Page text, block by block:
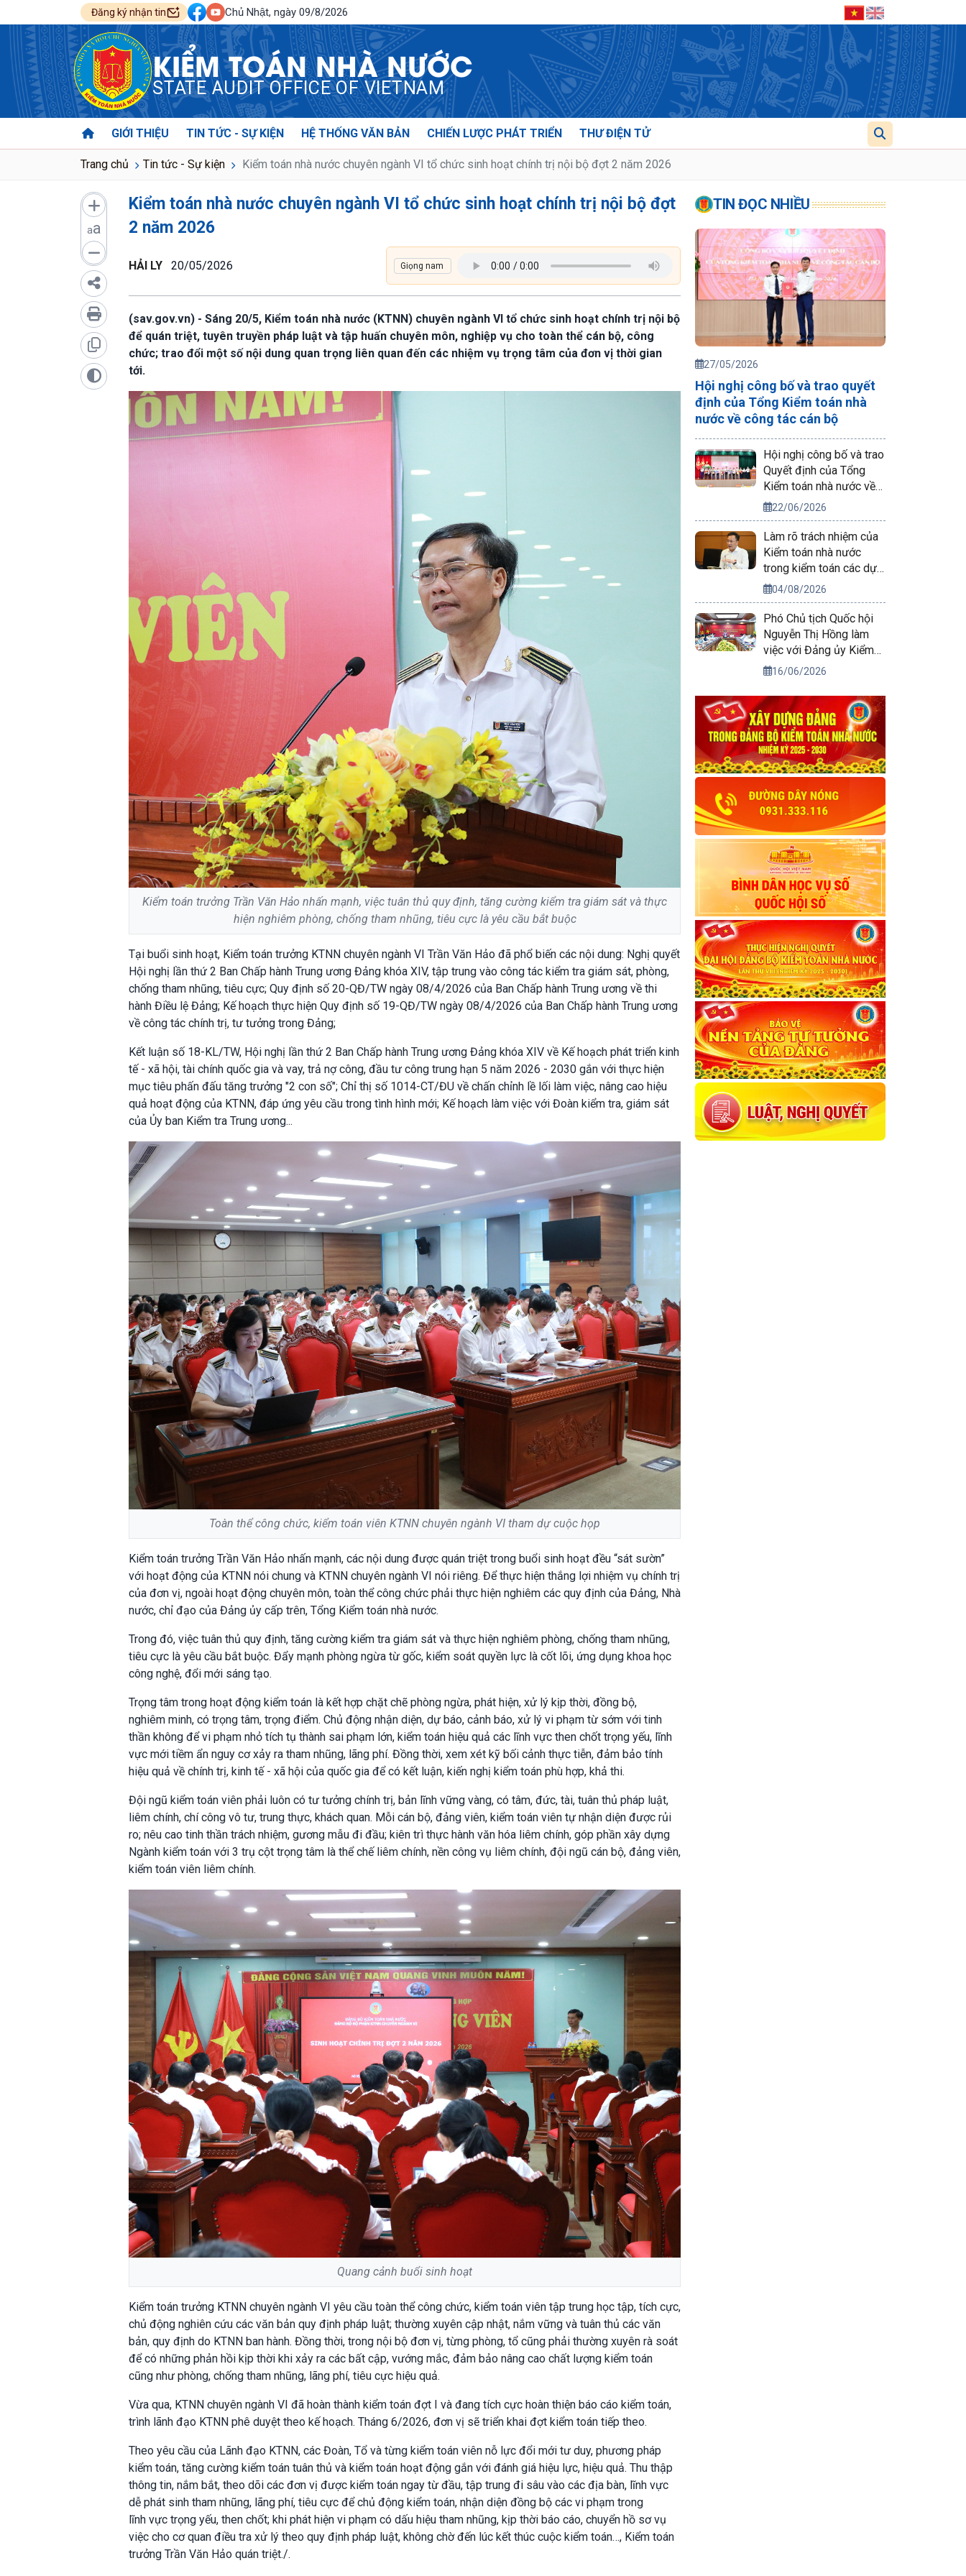
Đăng ký nhận tin Chủ Nhật, ngày 09/8/2026
KIỂM TOÁN NHÀ NƯỚC
STATE AUDIT OFFICE OF VIETNAM
GIỚI THIỆU TIN TỨC - SỰ KIỆN HỆ THỐNG VĂN BẢN CHIẾN LƯỢC PHÁT TRIỂN THƯ ĐIỆN TỬ
Trang chủ Tin tức - Sự kiện Kiểm toán nhà nước chuyên ngành VI tổ chức sinh hoạt chính trị nội bộ đợt 2 năm 2026
aa
Kiểm toán nhà nước chuyên ngành VI tổ chức sinh hoạt chính trị nội bộ đợt
2 năm 2026
HẢI LY 20/05/2026
(sav.gov.vn) - Sáng 20/5, Kiểm toán nhà nước (KTNN) chuyên ngành VI tổ chức sinh hoạt chính trị nội bộ
để quán triệt, tuyên truyền pháp luật và tập huấn chuyên môn, nghiệp vụ cho toàn thể cán bộ, công
chức; trao đổi một số nội dung quan trọng liên quan đến các nhiệm vụ trọng tâm của đơn vị thời gian
tới.
Kiểm toán trưởng Trần Văn Hảo nhấn mạnh, việc tuân thủ quy định, tăng cường kiểm tra giám sát và thực
hiện nghiêm phòng, chống tham nhũng, tiêu cực là yêu cầu bắt buộc
Tại buổi sinh hoạt, Kiểm toán trưởng KTNN chuyên ngành VI Trần Văn Hảo đã phổ biến các nội dung: Nghị quyết
Hội nghị lần thứ 2 Ban Chấp hành Trung ương Đảng khóa XIV, tập trung vào công tác kiểm tra giám sát, phòng,
chống tham nhũng, tiêu cực; Quy định số 20-QĐ/TW ngày 08/4/2026 của Ban Chấp hành Trung ương về thi
hành Điều lệ Đảng; Kế hoạch thực hiện Quy định số 19-QĐ/TW ngày 08/4/2026 của Ban Chấp hành Trung ương
về công tác chính trị, tư tưởng trong Đảng;
Kết luận số 18-KL/TW, Hội nghị lần thứ 2 Ban Chấp hành Trung ương Đảng khóa XIV về Kế hoạch phát triển kinh
tế - xã hội, tài chính quốc gia và vay, trả nợ công, đầu tư công trung hạn 5 năm 2026 - 2030 gắn với thực hiện
mục tiêu phấn đấu tăng trưởng "2 con số"; Chỉ thị số 1014-CT/ĐU về chấn chỉnh lề lối làm việc, nâng cao hiệu
quả hoạt động của KTNN, đáp ứng yêu cầu trong tình hình mới; Kế hoạch làm việc với Đoàn kiểm tra, giám sát
của Ủy ban Kiểm tra Trung ương...
Toàn thể công chức, kiểm toán viên KTNN chuyên ngành VI tham dự cuộc họp
Kiểm toán trưởng Trần Văn Hảo nhấn mạnh, các nội dung được quán triệt trong buổi sinh hoạt đều “sát sườn”
với hoạt động của KTNN nói chung và KTNN chuyên ngành VI nói riêng. Để thực hiện thắng lợi nhiệm vụ chính trị
của đơn vị, ngoài hoạt động chuyên môn, toàn thể công chức phải thực hiện nghiêm các quy định của Đảng, Nhà
nước, chỉ đạo của Đảng ủy cấp trên, Tổng Kiểm toán nhà nước.
Trong đó, việc tuân thủ quy định, tăng cường kiểm tra giám sát và thực hiện nghiêm phòng, chống tham nhũng,
tiêu cực là yêu cầu bắt buộc. Đẩy mạnh phòng ngừa từ gốc, kiểm soát quyền lực là cốt lõi, ứng dụng khoa học
công nghệ, đổi mới sáng tạo.
Trọng tâm trong hoạt động kiểm toán là kết hợp chặt chẽ phòng ngừa, phát hiện, xử lý kịp thời, đồng bộ,
nghiêm minh, có trọng tâm, trọng điểm. Chủ động nhận diện, dự báo, cảnh báo, xử lý vi phạm từ sớm với tinh
thần không để vi phạm nhỏ tích tụ thành sai phạm lớn, kiểm toán hiệu quả các lĩnh vực then chốt trọng yếu, lĩnh
vực mới tiềm ẩn nguy cơ xảy ra tham nhũng, lãng phí. Đồng thời, xem xét kỹ bối cảnh thực tiễn, đảm bảo tính
hiệu quả về chính trị, kinh tế - xã hội của quốc gia để có kết luận, kiến nghị kiểm toán phù hợp, khả thi.
Đội ngũ kiểm toán viên phải luôn có tư tưởng chính trị, bản lĩnh vững vàng, có tâm, đức, tài, tuân thủ pháp luật,
liêm chính, chí công vô tư, trung thực, khách quan. Mỗi cán bộ, đảng viên, kiểm toán viên tự nhận diện được rủi
ro; nêu cao tinh thần trách nhiệm, gương mẫu đi đầu; kiên trì thực hành văn hóa liêm chính, góp phần xây dựng
Ngành kiểm toán với 3 trụ cột trọng tâm là thể chế liêm chính, nền công vụ liêm chính, đội ngũ cán bộ, đảng viên,
kiểm toán viên liêm chính.
Quang cảnh buổi sinh hoạt
Kiểm toán trưởng KTNN chuyên ngành VI yêu cầu toàn thể công chức, kiểm toán viên tập trung học tập, tích cực,
chủ động nghiên cứu các văn bản quy định pháp luật; thường xuyên cập nhật, nắm vững và tuân thủ các văn
bản, quy định do KTNN ban hành. Đồng thời, trong nội bộ đơn vị, từng phòng, tổ cũng phải thường xuyên rà soát
để có những phản hồi kịp thời khi xảy ra các bất cập, vướng mắc, đảm bảo nâng cao chất lượng kiểm toán
cũng như phòng, chống tham nhũng, lãng phí, tiêu cực hiệu quả.
Vừa qua, KTNN chuyên ngành VI đã hoàn thành kiểm toán đợt I và đang tích cực hoàn thiện báo cáo kiểm toán,
trình lãnh đạo KTNN phê duyệt theo kế hoạch. Tháng 6/2026, đơn vị sẽ triển khai đợt kiểm toán tiếp theo.
Theo yêu cầu của Lãnh đạo KTNN, các Đoàn, Tổ và từng kiểm toán viên nỗ lực đổi mới tư duy, phương pháp
kiểm toán, tăng cường kiểm toán tuân thủ và kiểm toán hoạt động gắn với đánh giá hiệu lực, hiệu quả. Thu thập
thông tin, nắm bắt, theo dõi các đơn vị được kiểm toán ngay từ đầu, tập trung đi sâu vào các địa bàn, lĩnh vực
dễ phát sinh tham nhũng, lãng phí, tiêu cực để chủ động kiểm toán, nhận diện đồng bộ các vi phạm trong
lĩnh vực trọng yếu, then chốt; khi phát hiện vi phạm có dấu hiệu tham nhũng, kịp thời báo cáo, chuyển hồ sơ vụ
việc cho cơ quan điều tra xử lý theo quy định pháp luật, không chờ đến lúc kết thúc cuộc kiểm toán…, Kiểm toán
trưởng Trần Văn Hảo quán triệt./.
TIN ĐỌC NHIỀU
27/05/2026
Hội nghị công bố và trao quyết
định của Tổng Kiểm toán nhà
nước về công tác cán bộ
Hội nghị công bố và trao
Quyết định của Tổng
Kiểm toán nhà nước về
công tác cán bộ
22/06/2026
Làm rõ trách nhiệm của
Kiểm toán nhà nước
trong kiểm toán các dự
án phục vụ APEC 2027
04/08/2026
Phó Chủ tịch Quốc hội
Nguyễn Thị Hồng làm
việc với Đảng ủy Kiểm
toán nhà nước
16/06/2026